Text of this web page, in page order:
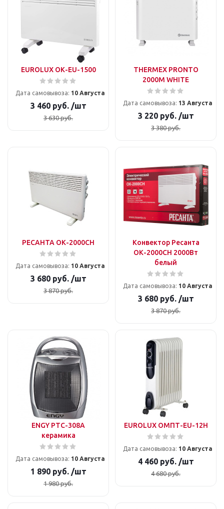
EUROLUX ОК-EU-1500
Дата самовывоза: 10 Августа
3 460руб. /шт
3 630руб.
THERMEX PRONTO
2000M WHITE
Дата самовывоза: 13 Августа
3 220руб. /шт
3 380руб.
РЕСАНТА ОК-2000СН
Дата самовывоза: 10 Августа
3 680руб. /шт
3 870руб.
Конвектор Ресанта
ОК-2000СН 2000Вт
белый
Дата самовывоза: 10 Августа
3 680руб. /шт
3 870руб.
ENGY PTC-308A
керамика
Дата самовывоза: 10 Августа
1 890руб. /шт
1 980руб.
EUROLUX ОМПТ-EU-12Н
Дата самовывоза: 10 Августа
4 460руб. /шт
4 680руб.